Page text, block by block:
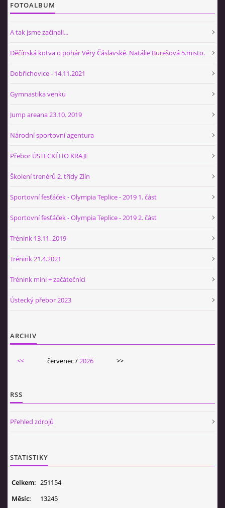
FOTOALBUM
A tak jsme začínali...
Děčínská kotva o pohár Věry Čáslavské. Natálie Burešová 5.misto.
Dobřichovice - 14.11.2021
Gymnastika venku
Jump areana 23.10. 2019
Národní sportovní agentura
Přebor ÚSTECKÉHO KRAJE
Školení trenérů 2. třídy Zlín
Sportovní fesťáček - Olympia Teplice - 2019 1. část
Sportovní fesťáček - Olympia Teplice - 2019 2. část
Trénink 13.11. 2019
Trénink 21.4.2021
Trénink mini + začátečníci
Ústecký přebor 2023
ARCHIV
<< červenec /2026 >>
RSS
Přehled zdrojů
STATISTIKY
Celkem: 251154
Měsíc:
13245